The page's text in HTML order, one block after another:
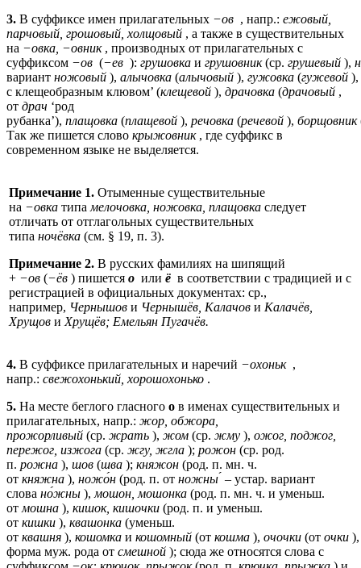
3. В суффиксе имен прилагательных −ов , напр.: ежовый,
парчовый, грошовый, холщовый , а также в существительных
на −овка, −овник, производных от прилагательных с
суффиксом −ов (−ев ): грушовка и грушовник(ср. грушевый ),
вариант ножовый ), алычовка (алычовый ), гужовка (гужевой ),
с клещеобразным клювом’ (клещевой ), драчовка (драчовый ,
от драч ‘род
рубанка’), плащовка (плащевой ), речовка (речевой ), борщовник
Так же пишется слово крыжовник, где суффикс в
современном языке не выделяется.
Примечание 1. Отыменные существительные
на −овка типа мелочовка, ножовка, плащовка следует
отличать от отглагольных существительных
типа ночёвка (см. § 19, п. 3).
Примечание 2. В русских фамилиях на шипящий
+ −ов (−ёв ) пишется о или ё в соответствии с традицией и с
регистрацией в официальных документах: ср.,
например, Чернышов и Чернышёв, Калачов и Калачёв,
Хрущов и Хрущёв; Емельян Пугачёв.
4. В суффиксе прилагательных и наречий −охоньк ,
напр.: свежохонький, хорошохонько .
5. На месте беглого гласного о в именах существительных и
прилагательных, напр.: жор, обжора,
прожорливый (ср. жрать ), жом (ср. жму ), ожог, поджог,
пережог, изжога (ср. жгу, жгла ); рожон (ср. род.
п. рожна ), шов (шва ); княжон (род. п. мн. ч.
от княжна ), ножо́н (род. п. от ножны ́ – устар. вариант
слова но́жны ), мошон, мошонка (род. п. мн. ч. и уменьш.
от мошна ), кишок, кишочки (род. п. и уменьш.
от кишки ), квашонка (уменьш.
от квашня ), кошомка и кошомный (от кошма ), очочки (от очки
форма муж. рода от смешной ); сюда же относятся слова с